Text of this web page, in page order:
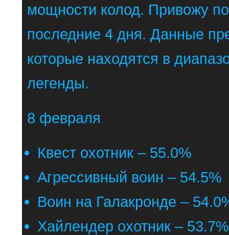
мощности колод. Привожу
последние 4 дня. Данные
которые находятся в
легенды.
8 февраля
Квест охотник – 55.0%
Агрессивный воин – 54.5%
Воин на Галакронде –
Хайлендер охотник – 53.7%